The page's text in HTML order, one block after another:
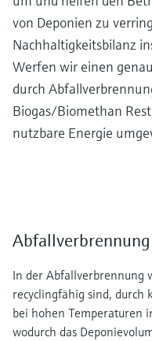
von Deponien zu
Nachhaltigkeitsbilanz
Werfen wir einen
durch
Biogas/Biomethan
nutzbare Energie
Abfallverbrennung
In der Abfallverbrennung
recyclingfähig sind, durch
bei hohen Temperaturen
wodurch das